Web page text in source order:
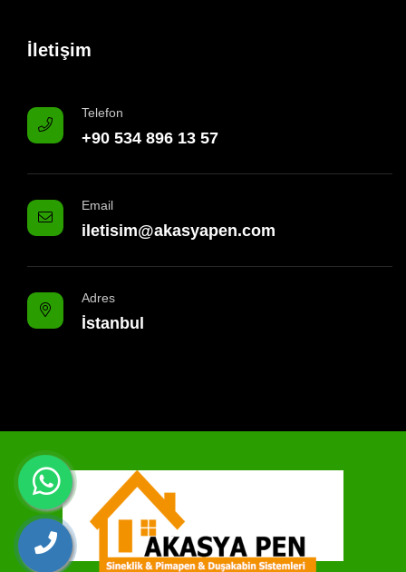
İletişim
Telefon
+90 534 896 13 57
Email
iletisim@akasyapen.com
Adres
İstanbul